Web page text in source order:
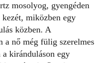
mosolyog, gyengéden
miközben egy
közben. A
a nő még fülig szerelmes
kiránduláson egy